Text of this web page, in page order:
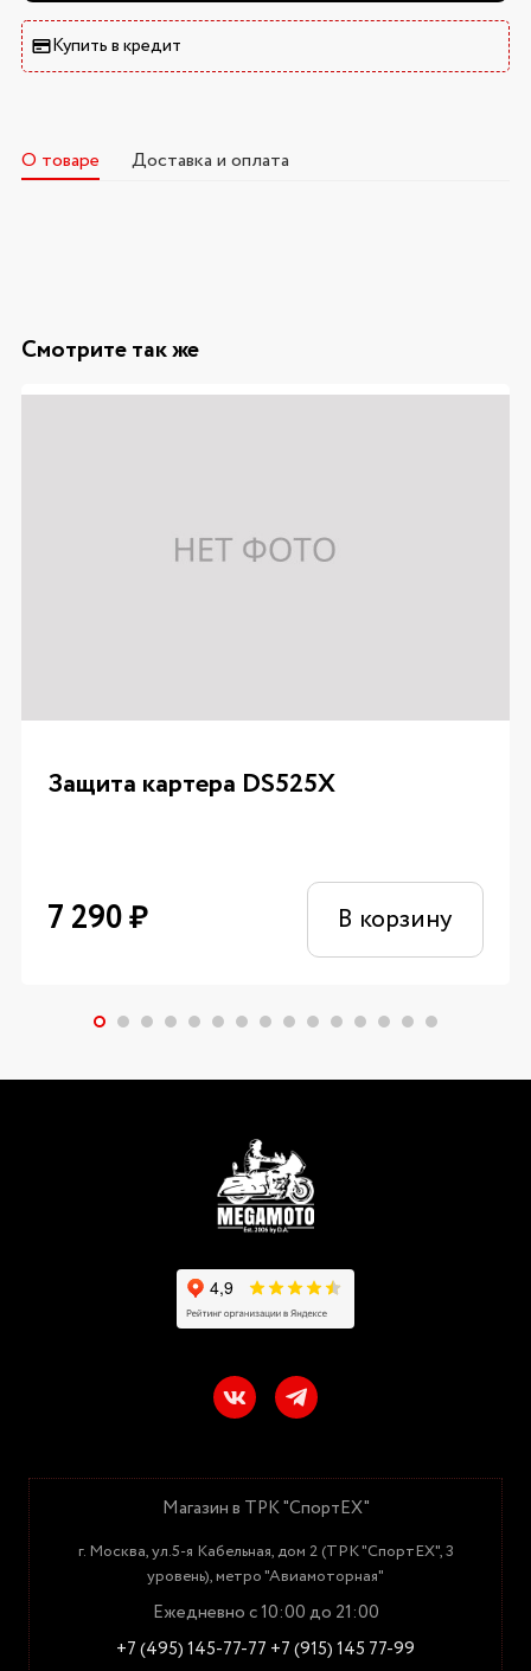
Купить в кредит
О товаре Доставка и оплата
Смотрите так же
Защита картера DS525X
7 290₽ В корзину
Магазин в ТРК "СпортЕХ"
г. Москва, ул.5-я Кабельная, дом 2 (ТРК "СпортЕХ", 3
уровень), метро "Авиамоторная"
Ежедневно с 10:00 до 21:00
+7 (495) 145-77-77 +7 (915) 145 77-99